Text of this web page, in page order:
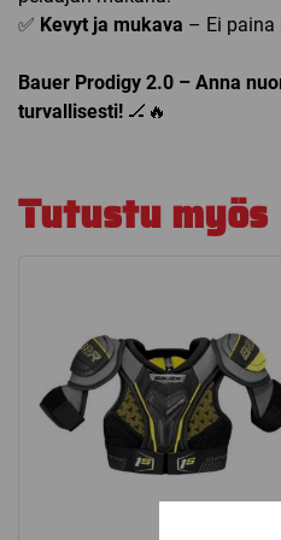
✅ Kevyt ja mukava – Ei paina
Bauer Prodigy 2.0 – Anna
turvallisesti! 🏒🔥
Tutustu myös